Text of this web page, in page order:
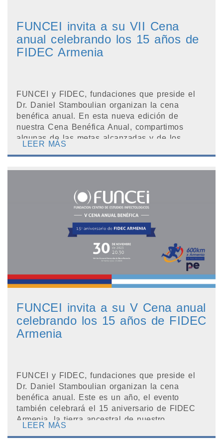
FUNCEI invita a su VII Cena
anual celebrando los 15 años de
FIDEC Armenia
FUNCEI y FIDEC, fundaciones que preside el
Dr. Daniel Stamboulian organizan la cena
benéfica anual. En esta nueva edición de
nuestra Cena Benéfica Anual, compartimos
algunas de las metas alcanzadas y de los
nuevo...
LEER MÁS
FUNCEI invita a su V Cena anual
celebrando los 15 años de FIDEC
Armenia
FUNCEI y FIDEC, fundaciones que preside el
Dr. Daniel Stamboulian organizan la cena
benéfica anual. Este es un año, el evento
también celebrará el 15 aniversario de FIDEC
Armenia, la tierra ancestral de nuestro...
LEER MÁS